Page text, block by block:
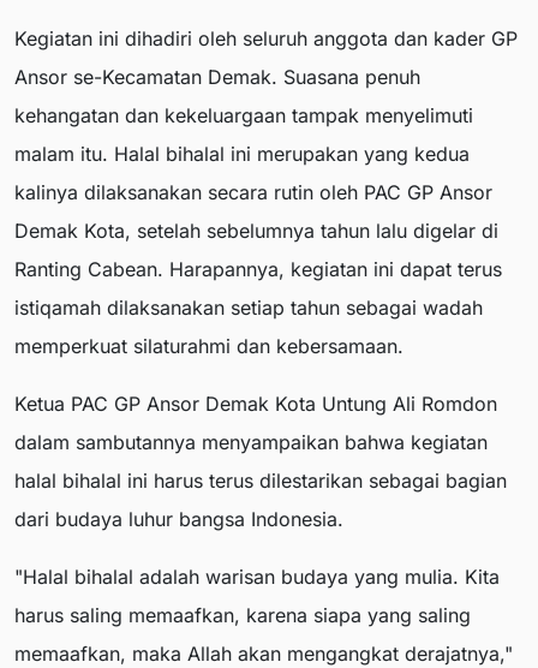
Kegiatan ini dihadiri oleh seluruh anggota dan kader GP
Ansor se-Kecamatan Demak. Suasana penuh
kehangatan dan kekeluargaan tampak menyelimuti
malam itu. Halal bihalal ini merupakan yang kedua
kalinya dilaksanakan secara rutin oleh PAC GP Ansor
Demak Kota, setelah sebelumnya tahun lalu digelar di
Ranting Cabean. Harapannya, kegiatan ini dapat terus
istiqamah dilaksanakan setiap tahun sebagai wadah
memperkuat silaturahmi dan kebersamaan.
Ketua PAC GP Ansor Demak Kota Untung Ali Romdon
dalam sambutannya menyampaikan bahwa kegiatan
halal bihalal ini harus terus dilestarikan sebagai bagian
dari budaya luhur bangsa Indonesia.
"Halal bihalal adalah warisan budaya yang mulia. Kita
harus saling memaafkan, karena siapa yang saling
memaafkan, maka Allah akan mengangkat derajatnya,"